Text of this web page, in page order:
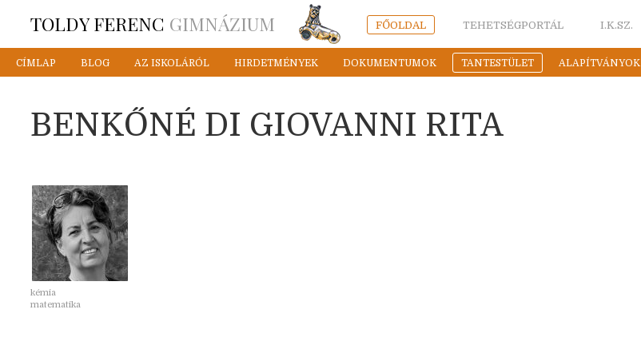
TOLDY FERENC GIMNÁZIUM FŐOLDAL TEHETSÉGPORTÁL I.K.SZ.
CÍMLAP BLOG AZ ISKOLÁRÓL HIRDETMÉNYEK DOKUMENTUMOK TANTESTÜLET ALAPÍTVÁNYOK
BENKŐNÉ DI GIOVANNI RITA
kémia
matematika